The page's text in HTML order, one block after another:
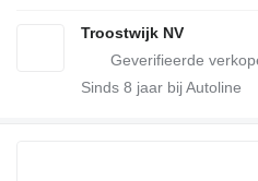
Troostwijk NV
Sinds 8 jaar bij Autoline